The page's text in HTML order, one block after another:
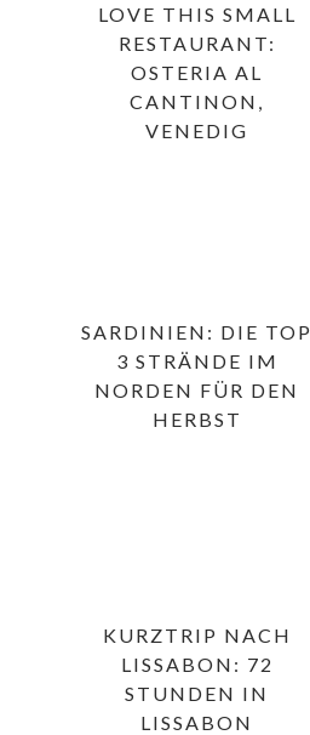
LOVE THIS SMALL
RESTAURANT:
OSTERIA AL
CANTINON,
VENEDIG
SARDINIEN: DIE TOP
3 STRÄNDE IM
NORDEN FÜR DEN
HERBST
KURZTRIP NACH
LISSABON: 72
STUNDEN IN
LISSABON